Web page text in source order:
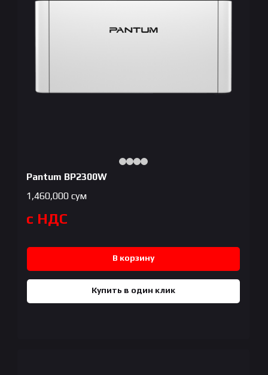
Pantum BP2300W
1,460,000 сум
с НДС
В корзину
Купить в один клик